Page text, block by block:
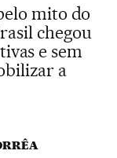
mito do
chegou
e sem
a